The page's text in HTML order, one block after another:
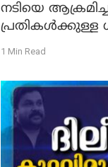
നടിയെ
പ്രതികള്‍ക്കുള്ള
1 Min Read